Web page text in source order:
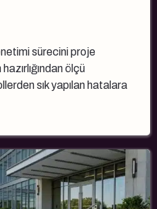
sürecini proje
ölçü
sık yapılan hatalara